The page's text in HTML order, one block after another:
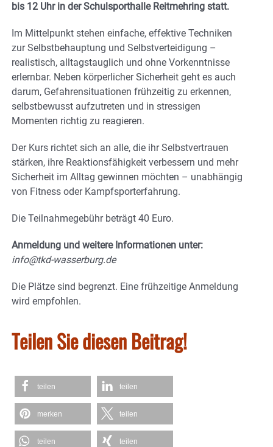
bis 12 Uhr in der Schulsporthalle Reitmehring statt.
Im Mittelpunkt stehen einfache, effektive Techniken
zur Selbstbehauptung und Selbstverteidigung –
realistisch, alltagstauglich und ohne Vorkenntnisse
erlernbar. Neben körperlicher Sicherheit geht es auch
darum, Gefahrensituationen frühzeitig zu erkennen,
selbstbewusst aufzutreten und in stressigen
Momenten richtig zu reagieren.
Der Kurs richtet sich an alle, die ihr Selbstvertrauen
stärken, ihre Reaktionsfähigkeit verbessern und mehr
Sicherheit im Alltag gewinnen möchten – unabhängig
von Fitness oder Kampfsporterfahrung.
Die Teilnahmegebühr beträgt 40 Euro.
Anmeldung und weitere Informationen unter:
info@tkd-wasserburg.de
Die Plätze sind begrenzt. Eine frühzeitige Anmeldung
wird empfohlen.
Teilen Sie diesen Beitrag!
teilen teilen
merken teilen
teilen teilen